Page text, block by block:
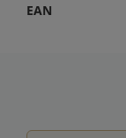
EAN